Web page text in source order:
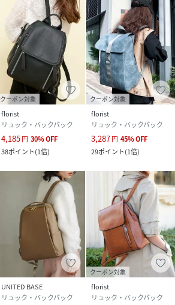
クーポン対象
florist
リュック・バックパック
4,185円 30%OFF
38ポイント(1倍)
クーポン対象
florist
リュック・バックパック
3,287円 45%OFF
29ポイント(1倍)
UNITED BASE
リュック・バックパック
クーポン対象
florist
リュック・バックパック